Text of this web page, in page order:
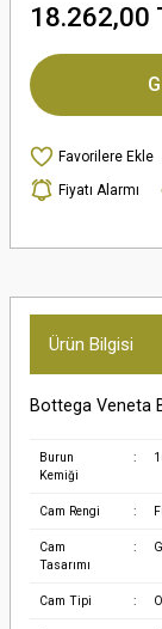
18.262,00
Fiyatı Alarmı
Ürün Bilgisi
Bottega Veneta
Burun
Kemiği
:
Cam Rengi :
Cam
Tasarımı
:
Cam Tipi :